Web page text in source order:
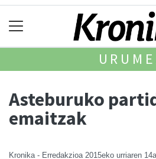
Asteburuko
emaitzak
Kronika - Erredakzioa 2015eko urriaren 14a